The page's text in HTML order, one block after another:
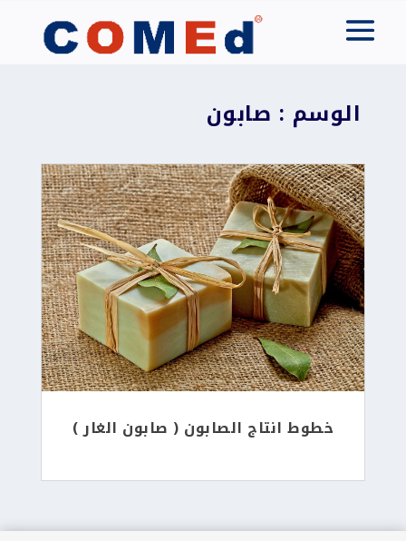
الوسم : صابون
خطوط انتاج الصابون ( صابون الغار )